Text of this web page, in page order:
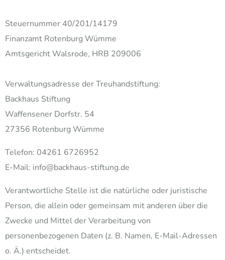
Steuernummer 40/201/14179
Finanzamt Rotenburg Wümme
Amtsgericht Walsrode, HRB 209006
Verwaltungsadresse der Treuhandstiftung:
Backhaus Stiftung
Waffensener Dorfstr. 54
27356 Rotenburg Wümme
Telefon: 04261 6726952
E-Mail: info@backhaus-stiftung.de
Verantwortliche Stelle ist die natürliche oder juristische
Person, die allein oder gemeinsam mit anderen über die
Zwecke und Mittel der Verarbeitung von
personenbezogenen Daten (z. B. Namen, E-Mail-Adressen
o. Ä.) entscheidet.